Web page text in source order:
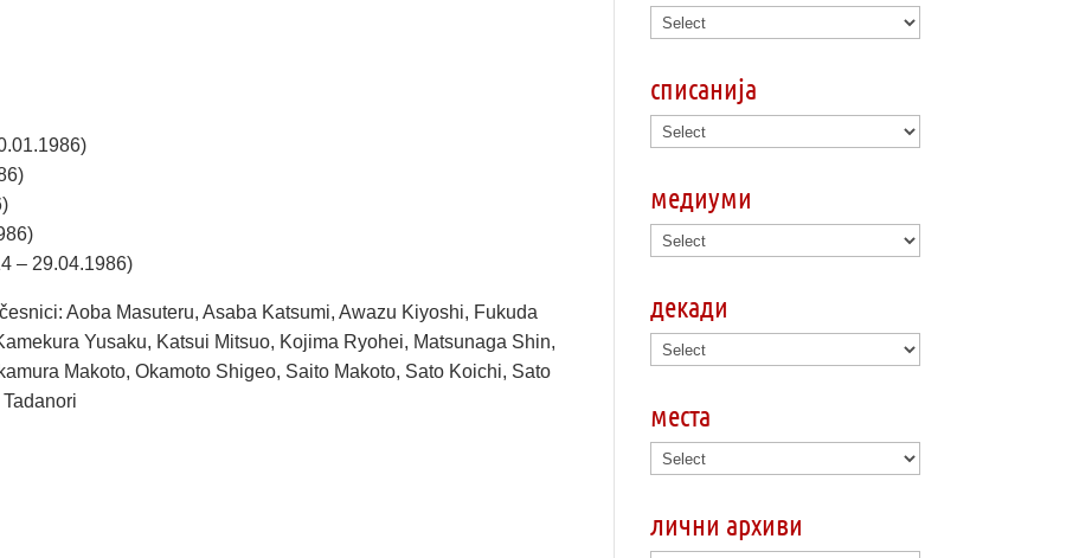
– 29.04.1986)
Aoba Masuteru, Asaba Katsumi, Awazu Kiyoshi, Fukuda
Yusaku, Katsui Mitsuo, Kojima Ryohei, Matsunaga Shin,
Makoto, Okamoto Shigeo, Saito Makoto, Sato Koichi, Sato
списанија
медиуми
декади
места
лични архиви